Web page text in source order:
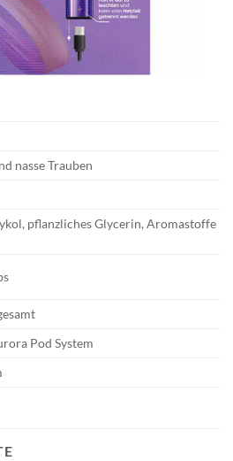
nasse Trauben
pflanzliches Glycerin, Aromastoffe
Pod System